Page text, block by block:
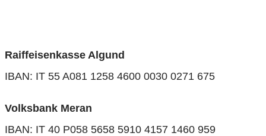
Raiffeisenkasse Algund
IBAN: IT 55 A081 1258 4600 0030 0271 675
Volksbank Meran
IBAN: IT 40 P058 5658 5910 4157 1460 959